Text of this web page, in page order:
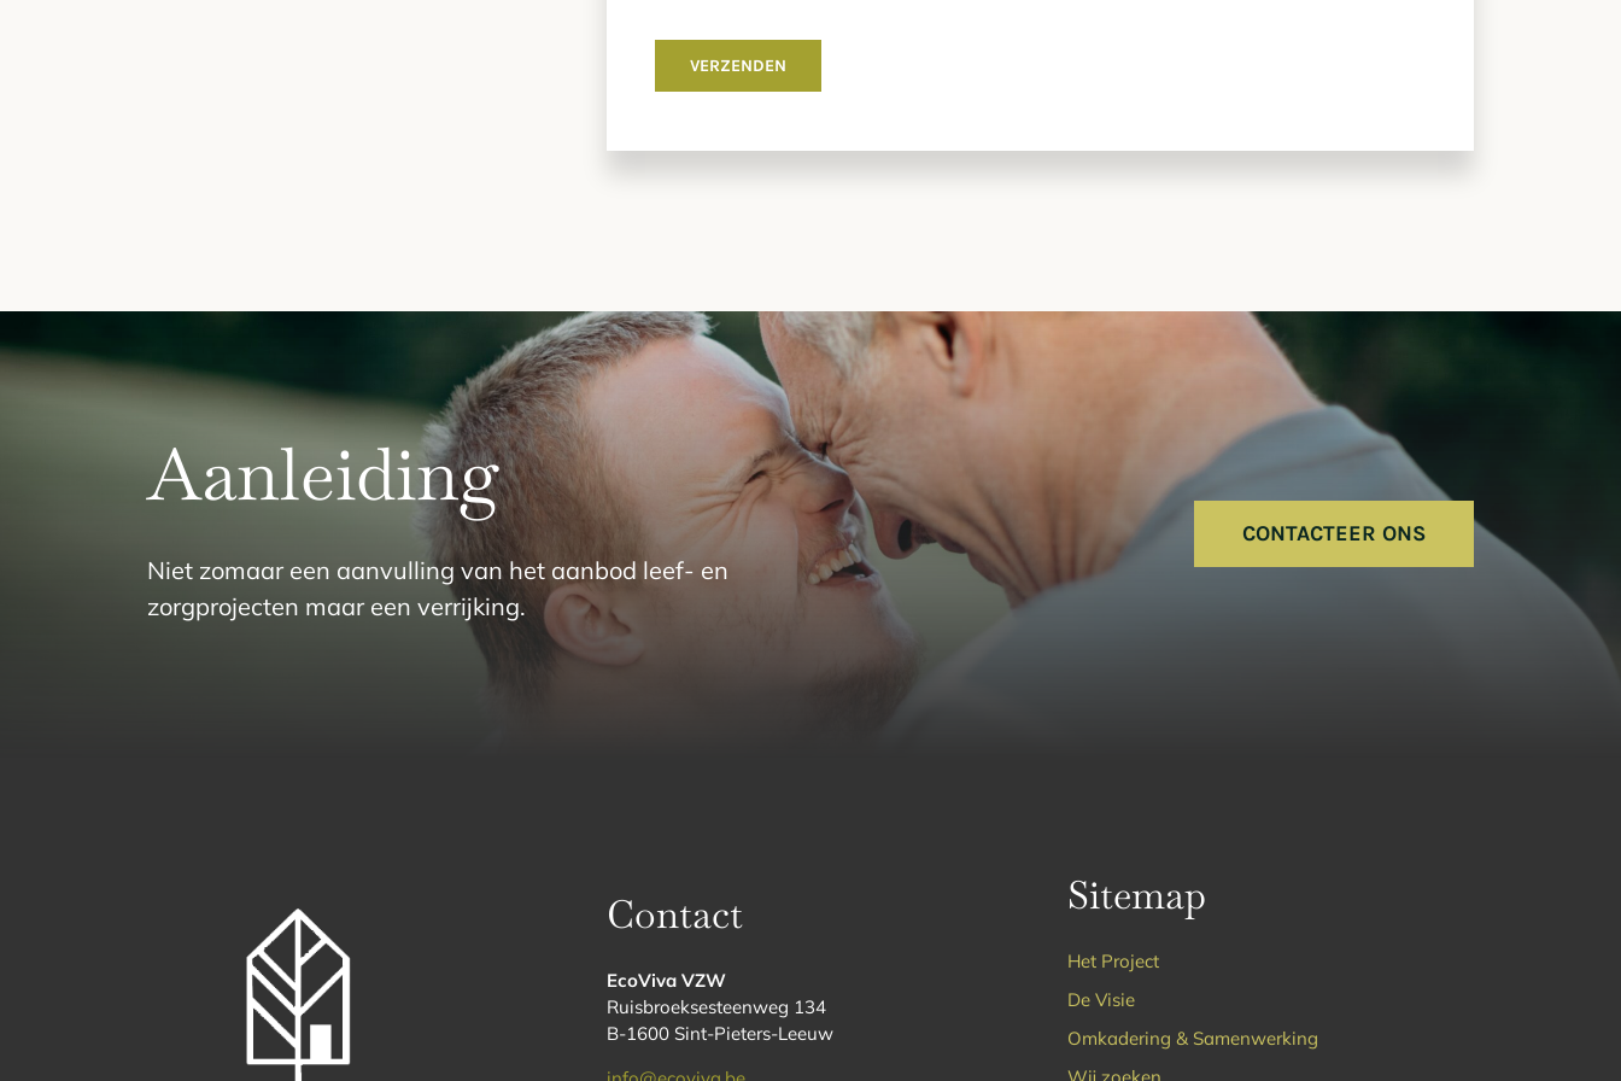
VERZENDEN
Aanleiding
Niet zomaar een aanvulling van het aanbod leef- en
zorgprojecten maar een verrijking.
CONTACTEER ONS
Contact
EcoViva VZW
Ruisbroeksesteenweg 134
B-1600 Sint-Pieters-Leeuw
Sitemap
Het Project
De Visie
Omkadering & Samenwerking
Wij zoeken